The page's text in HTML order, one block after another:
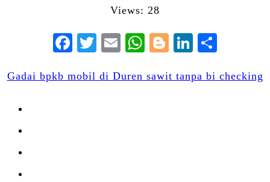
Views: 28
Facebook
Twitter
EmailWhatsApp
BloggerLinkedIn
Gadai bpkb mobil di Duren sawit tanpa bi checking